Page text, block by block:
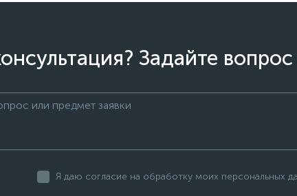
Задайте
Я даю согласие на обработку моих персональных